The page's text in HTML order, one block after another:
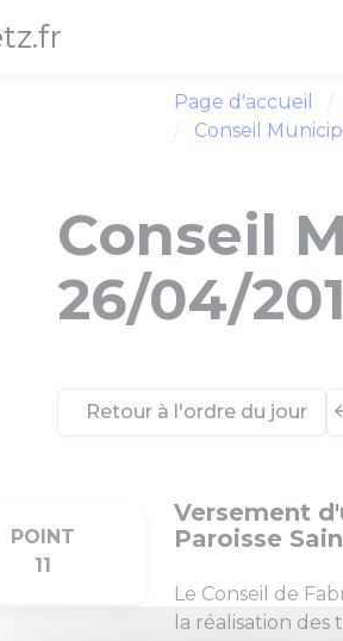
Page d'accueil
Conseil
Conseil
26/04/
Retour à l'ordre du jour
POINT
11
Versement
Paroisse
Le Conseil de
la réalisation